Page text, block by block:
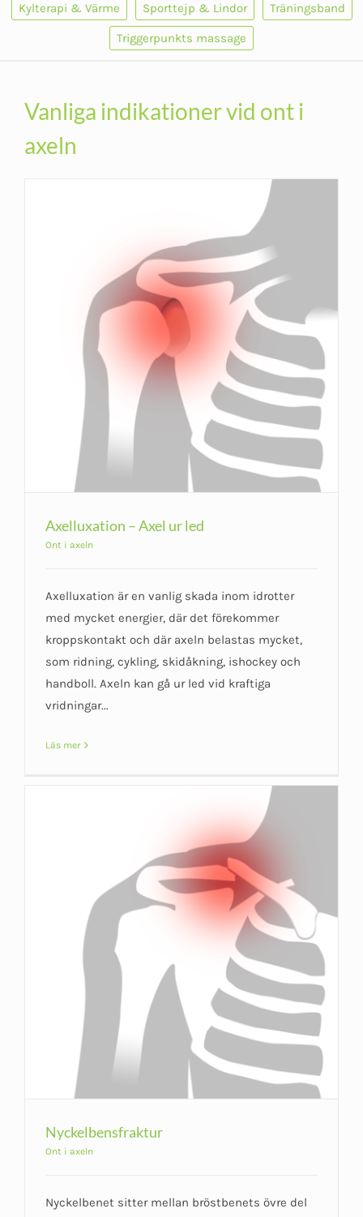
Kylterapi & Värme Sporttejp & Lindor Träningsband
Triggerpunkts massage
Vanliga indikationer vid ont i
axeln
Axelluxation – Axel ur led
Ont i axeln
Axelluxation är en vanlig skada inom idrotter
med mycket energier, där det förekommer
kroppskontakt och där axeln belastas mycket,
som ridning, cykling, skidåkning, ishockey och
handboll. Axeln kan gå ur led vid kraftiga
vridningar...
Läs mer
Nyckelbensfraktur
Ont i axeln
Nyckelbenet sitter mellan bröstbenets övre del